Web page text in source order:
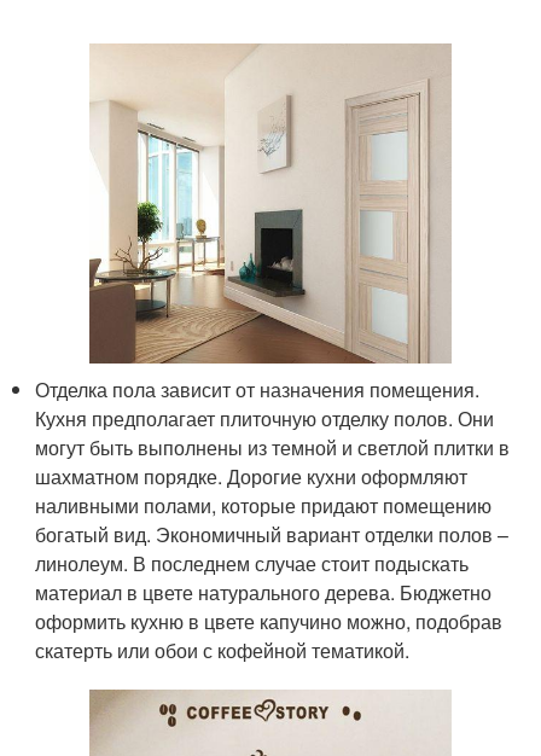
Отделка пола зависит от назначения помещения.
Кухня предполагает плиточную отделку полов. Они
могут быть выполнены из темной и светлой плитки в
шахматном порядке. Дорогие кухни оформляют
наливными полами, которые придают помещению
богатый вид. Экономичный вариант отделки полов –
линолеум. В последнем случае стоит подыскать
материал в цвете натурального дерева. Бюджетно
оформить кухню в цвете капучино можно, подобрав
скатерть или обои с кофейной тематикой.